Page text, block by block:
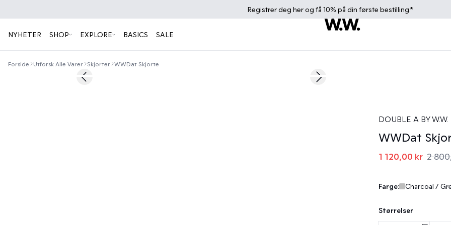
Registrer deg herog få 10% på din første bestilling.*
NYHETER SHOP EXPLORE BASICS SALE
Forside Utforsk Alle Varer Skjorter WWDat Skjorte
60%Previous slide Next slide
DOUBLE A BY
WWDat
1 120,00 kr 2
Farge: Charcoal /
Størrelser